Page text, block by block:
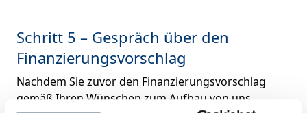
Schritt 5 – Gespräch über den
Finanzierungsvorschlag
Nachdem Sie zuvor den Finanzierungsvorschlag
gemäß Ihren Wünschen zum Aufbau von uns